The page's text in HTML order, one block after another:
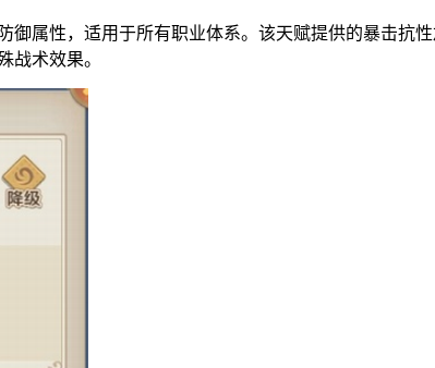
御属性，适用于所有职业体系。该天赋提供的暴击抗
战术效果。